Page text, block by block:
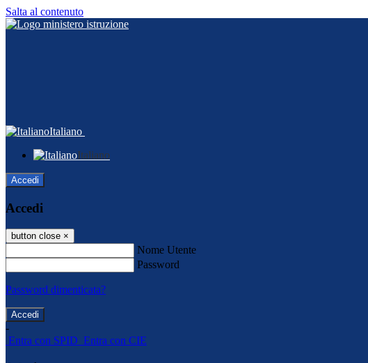
Salta al contenuto
Italiano
Italiano
Accedi
Accedi
button close ×
Nome Utente
Password
Password dimenticata?
-
Entra con SPID Entra con CIE